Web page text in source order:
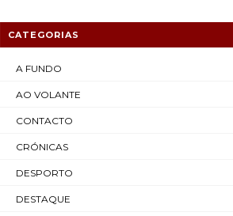
CATEGORIAS
A FUNDO
AO VOLANTE
CONTACTO
CRÓNICAS
DESPORTO
DESTAQUE